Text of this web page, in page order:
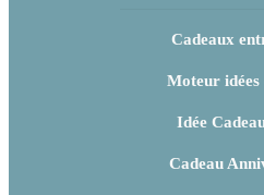
Cadeaux
Moteur idées
Idée
Cadeau